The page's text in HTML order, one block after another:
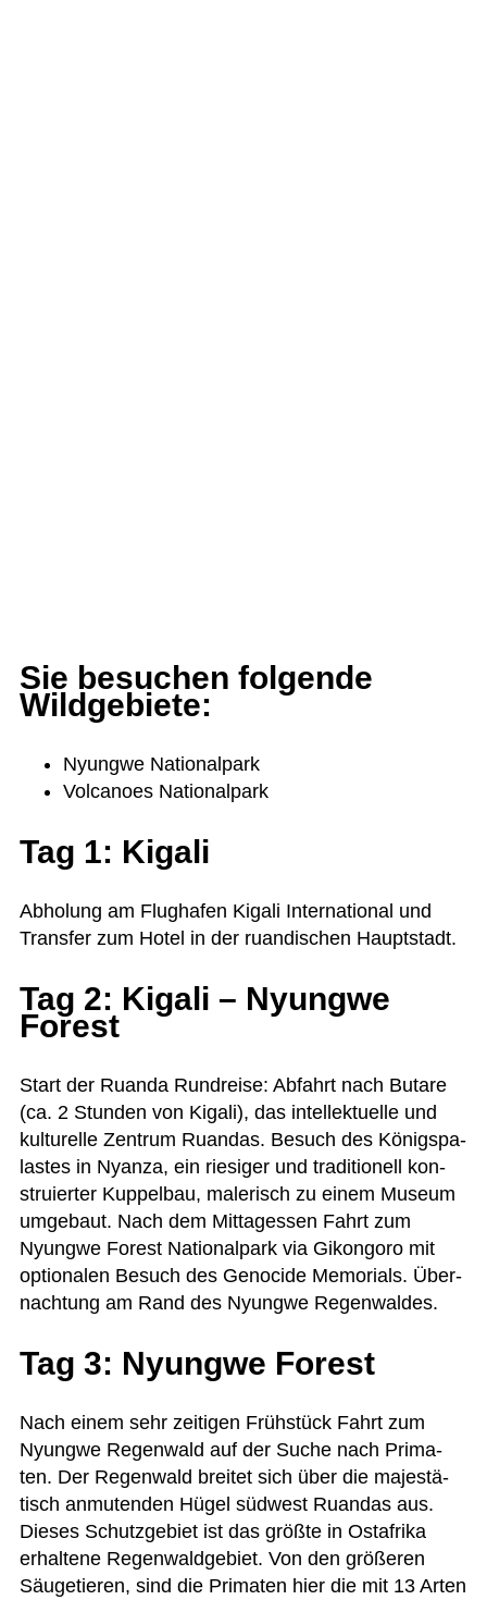
Sie besuchen folgende
Wildgebiete:
Nyungwe Natio­nal­park
Vol­ca­noes Nationalpark
Tag 1: Kigali
Abho­lung am Flug­ha­fen Kigali Inter­na­tio­nal und
Trans­fer zum Hotel in der ruan­di­schen Hauptstadt.
Tag 2: Kigali – Nyungwe
Forest
Start der Ruanda Rund­reise: Abfahrt nach But­are
(ca. 2 Stun­den von Kigali), das intel­lek­tu­elle und
kul­tu­relle Zen­trum Ruan­das. Besuch des Königs­pa­
las­tes in Nyanza, ein rie­si­ger und tra­di­tio­nell kon­
stru­ier­ter Kup­pel­bau, male­risch zu einem Museum
umge­baut. Nach dem Mit­tag­essen Fahrt zum
Nyungwe Forest Natio­nal­park via Gikon­goro mit
optio­na­len Besuch des Geno­cide Memo­ri­als. Über­
nach­tung am Rand des Nyungwe Regenwaldes.
Tag 3: Nyungwe Forest
Nach einem sehr zei­ti­gen Früh­stück Fahrt zum
Nyungwe Regen­wald auf der Suche nach Pri­ma­
ten. Der Regen­wald brei­tet sich über die majes­tä­
tisch anmu­ten­den Hügel süd­west Ruan­das aus.
Die­ses Schutz­ge­biet ist das größte in Ost­afrika
erhal­tene Regen­wald­ge­biet. Von den grö­ße­ren
Säu­ge­tie­ren, sind die Pri­ma­ten hier die mit 13 Arten